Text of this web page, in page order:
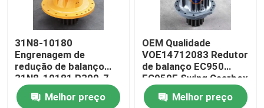
31N8-10180
Engrenagem de
redução de balanço
31N8-10181 R300-7
R305-7 Caixa de
velocidades de balanço
Melhor preço
OEM Qualidade
VOE14712083 Redutor
de balanço EC950
EC950E Swing Gearbox
Melhor preço